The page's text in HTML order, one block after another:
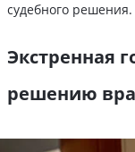
судебного решения.
Экстренная
решению